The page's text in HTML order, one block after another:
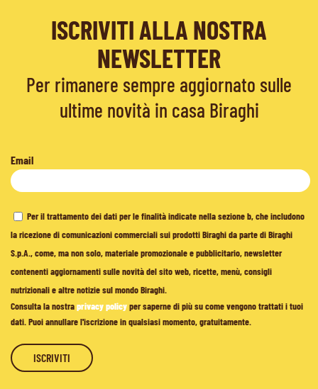
ISCRIVITI ALLA NOSTRA
NEWSLETTER
Per rimanere sempre aggiornato sulle
ultime novità in casa Biraghi
Email
Per il trattamento dei dati per le finalità indicate nella sezione b, che includono
la ricezione di comunicazioni commerciali sui prodotti Biraghi da parte di Biraghi
S.p.A., come, ma non solo, materiale promozionale e pubblicitario, newsletter
contenenti aggiornamenti sulle novità del sito web, ricette, menù, consigli
nutrizionali e altre notizie sul mondo Biraghi.
Consulta la nostraprivacy policyper saperne di più su come vengono trattati i tuoi
dati. Puoi annullare l'iscrizione in qualsiasi momento, gratuitamente.